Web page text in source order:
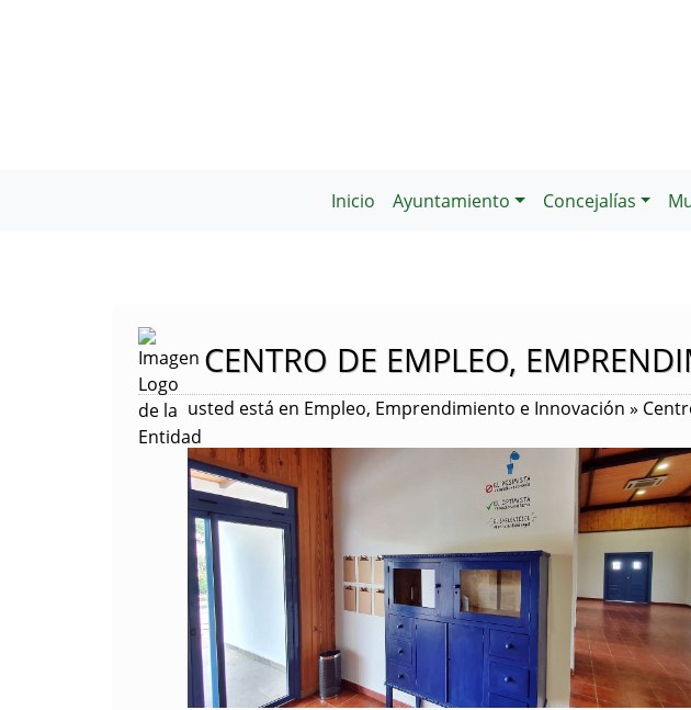
Inicio Ayuntamiento Concejalías
CENTRO DE EMPLEO,
usted está en Empleo, Emprendimiento e Innovación »